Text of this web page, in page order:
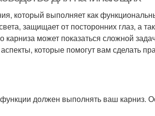
Деревянные карнизы Карнизы с
который выполняет как
защищает от посторонних глаз, а
может показаться сложной
которые помогут вам сделать
должен выполнять ваш карниз.